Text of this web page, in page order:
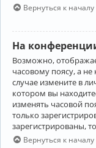
Вернуться к началу
На
Возможно,
часовому поясу, а
случае измените в
котором вы
изменять часовой
только
зарегистрированы,
Вернуться к началу